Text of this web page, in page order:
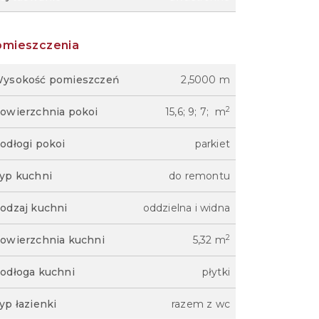
pomieszczeń 2,5000 m
pokoi 15,6; 9; 7; m2
pokoi parkiet
kuchni do remontu
kuchni oddzielna i widna
kuchni 5,32 m2
kuchni płytki
łazienki razem z wc